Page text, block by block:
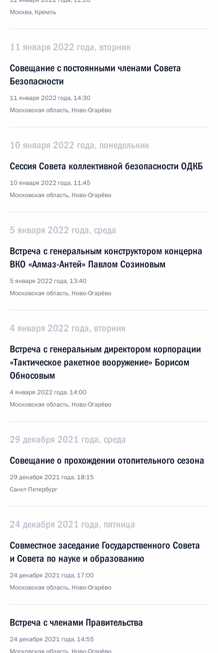
Москва, Кремль
11 января 2022 года, вторник
Совещание с постоянными членами Совета
Безопасности
11 января 2022 года, 14:30
Московская область, Ново-Огарёво
10 января 2022 года, понедельник
Сессия Совета коллективной безопасности ОДКБ
10 января 2022 года, 11:45
Московская область, Ново-Огарёво
5 января 2022 года, среда
Встреча с генеральным конструктором концерна
ВКО «Алмаз-Антей» Павлом Созиновым
5 января 2022 года, 13:40
Московская область, Ново-Огарёво
4 января 2022 года, вторник
Встреча с генеральным директором корпорации
«Тактическое ракетное вооружение» Борисом
Обносовым
4 января 2022 года, 14:00
Московская область, Ново-Огарёво
29 декабря 2021 года, среда
Совещание о прохождении отопительного сезона
29 декабря 2021 года, 18:15
Санкт-Петербург
24 декабря 2021 года, пятница
Совместное заседание Государственного Совета
и Совета по науке и образованию
24 декабря 2021 года, 17:00
Московская область, Ново-Огарёво
Встреча с членами Правительства
24 декабря 2021 года, 14:55